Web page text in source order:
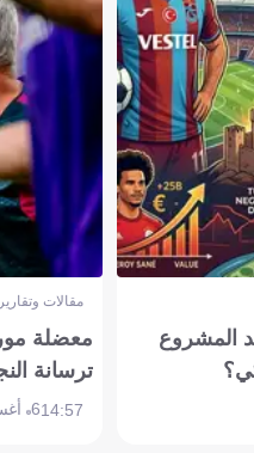
المشروع
مقالات
معضلة
ترسانة
14:576 أغسطس 2026